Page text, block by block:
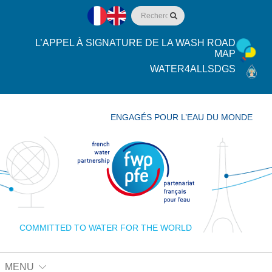
L’APPEL À SIGNATURE DE LA WASH ROAD
MAP
WATER4ALLSDGS
COMMITTED TO WATER FOR THE WORLD
ENGAGÉS POUR L’EAU DU MONDE
MENU